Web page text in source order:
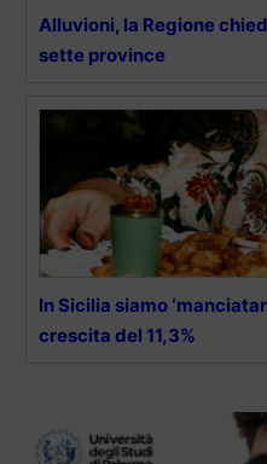
Alluvioni, la Regione
sette province
In Sicilia siamo
crescita del 11,3%